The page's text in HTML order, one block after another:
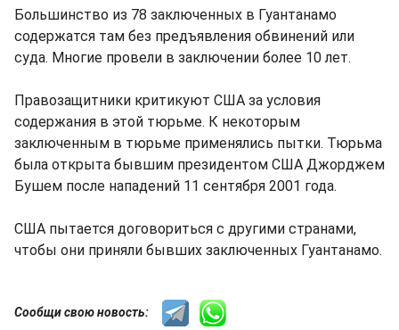
Большинство из 78 заключенных в Гуантанамо
содержатся там без предъявления обвинений или
суда. Многие провели в заключении более 10 лет.
Правозащитники критикуют США за условия
содержания в этой тюрьме. К некоторым
заключенным в тюрьме применялись пытки. Тюрьма
была открыта бывшим президентом США Джорджем
Бушем после нападений 11 сентября 2001 года.
США пытается договориться с другими странами,
чтобы они приняли бывших заключенных Гуантанамо.
Сообщи свою новость: